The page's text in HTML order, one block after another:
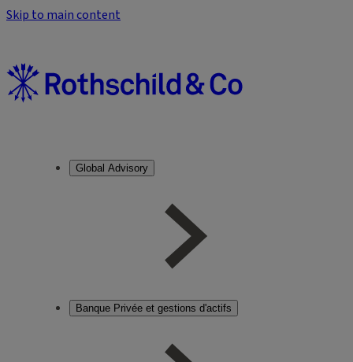
Skip to main content
Global Advisory
Banque Privée et gestions d'actifs